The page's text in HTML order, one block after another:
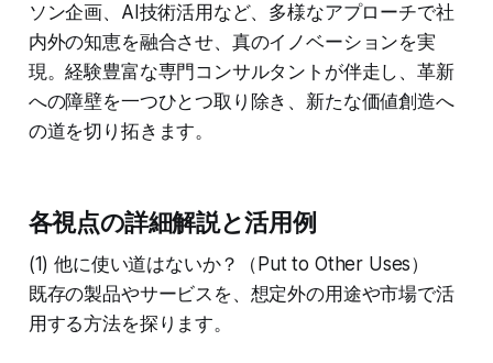
ソン企画、AI技術活用など、多様なアプローチで社
内外の知恵を融合させ、真のイノベーションを実
現。経験豊富な専門コンサルタントが伴走し、革新
への障壁を一つひとつ取り除き、新たな価値創造へ
の道を切り拓きます。
各視点の詳細解説と活用例
(1) 他に使い道はないか？（Put to Other Uses）
既存の製品やサービスを、想定外の用途や市場で活
用する方法を探ります。